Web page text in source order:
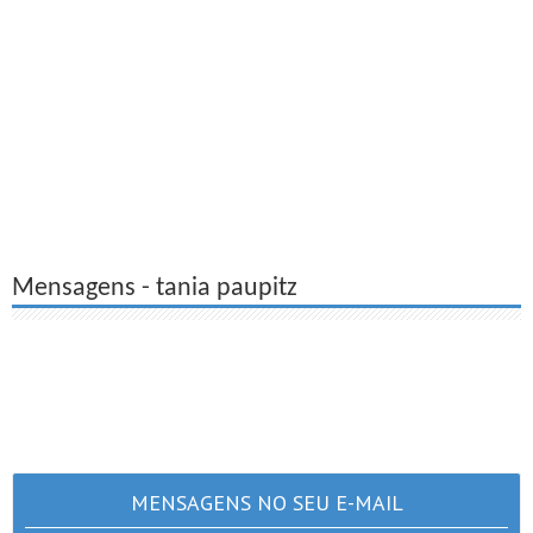
Mensagens - tania paupitz
MENSAGENS NO SEU E-MAIL